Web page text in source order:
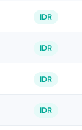
IDR
IDR
IDR
IDR